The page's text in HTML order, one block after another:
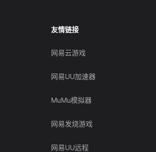
友情链接
网易云游戏
网易UU加速器
MuMu模拟器
网易发烧游戏
网易UU远程